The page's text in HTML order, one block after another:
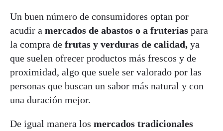
Un buen número de consumidores optan por
acudir a mercados de abastos o a fruterías para
la compra de frutas y verduras de calidad, ya
que suelen ofrecer productos más frescos y de
proximidad, algo que suele ser valorado por las
personas que buscan un sabor más natural y con
una duración mejor.
De igual manera los mercados tradicionales